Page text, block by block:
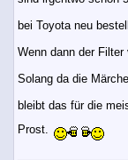
bei Toyota neu
Wenn dann der
Solang da die
bleibt das für die
Prost.